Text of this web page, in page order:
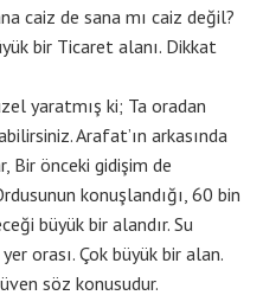
caiz de sana mı caiz değil?
bir Ticaret alanı. Dikkat
yaratmış ki; Ta oradan
Arafat’ın arkasında
Bir önceki gidişim de
konuşlandığı, 60 bin
büyük bir alandır. Su
orası. Çok büyük bir alan.
söz konusudur.